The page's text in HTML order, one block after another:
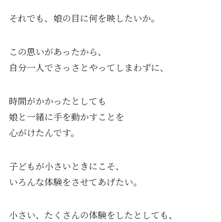
それでも、娘の目に何を映したいか。
この思いがあったから、
自分一人でさっさとやってしまわずに、
時間がかかったとしても
娘と一緒に手を動かすことを
心がけたんです。
子どもが小さいときにこそ、
いろんな体験をさせてあげたい。
小さい、たくさんの体験をしたとしても、